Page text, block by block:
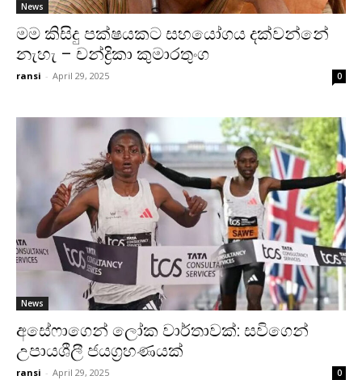
News
මම කිසිදු පක්ෂයකට සහයෝගය දක්වන්නේ
නැහැ – චන්ද්‍රිකා කුමාරතුංග
ransi - April 29, 2025 0
News
අසේෆාගෙන් ලෝක වාර්තාවක්: සවිගෙන්
උපායශීලී ජයග්‍රහණයක්
ransi - April 29, 2025 0